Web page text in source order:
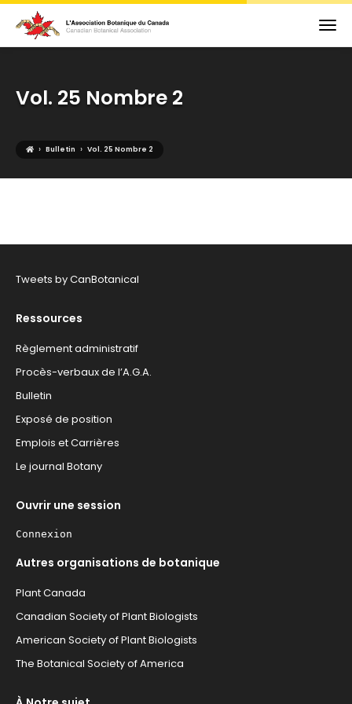
Vol. 25 Nombre 2
› Bulletin › Vol. 25 Nombre 2
Tweets by CanBotanical
Ressources
Règlement administratif
Procès-verbaux de l’A.G.A.
Bulletin
Exposé de position
Emplois et Carrières
Le journal Botany
Ouvrir une session
Connexion
Autres organisations de botanique
Plant Canada
Canadian Society of Plant Biologists
American Society of Plant Biologists
The Botanical Society of America